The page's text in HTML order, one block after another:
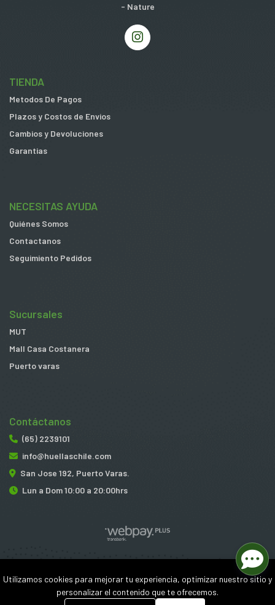
- Nature
TIENDA
Metodos De Pagos
Plazos y Costos de Envios
Cambios y Devoluciones
Garantias
NECESITAS AYUDA
Quiénes Somos
Contactanos
Seguimiento Pedidos
Sucursales
MUT
Mall Casa Costanera
Puerto varas
Contáctanos
(65) 2239101
info@huellaschile.com
San Jose 192, Puerto Varas.
Lun a Dom 10:00 a 20:00hrs
¿Te gusta mi tienda? Yo vendo conBsale
Utilizamos cookies para mejorar tu experiencia, optimizar nuestro sitio y
personalizar el contenido que te ofrecemos.